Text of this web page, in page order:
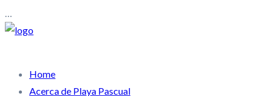
…
Home
Acerca de Playa Pascual